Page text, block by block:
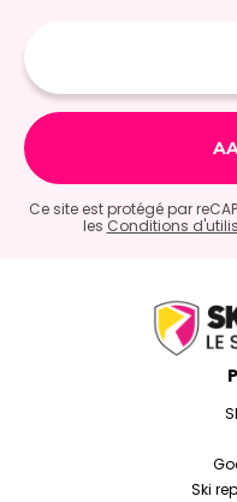
Ce site est protégé par
les Conditions
Ski